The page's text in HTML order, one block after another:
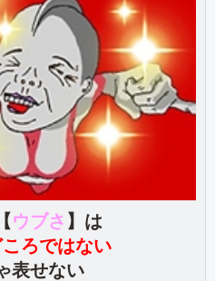
ウブさ 】 は
ろではない
表せない